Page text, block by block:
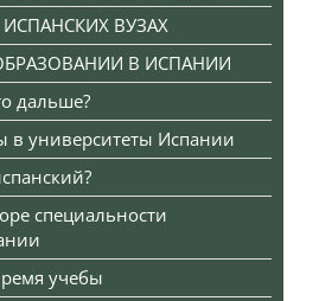
ВУЗАХ
В ИСПАНИИ
дальше?
в университеты Испании
специальности
учебы